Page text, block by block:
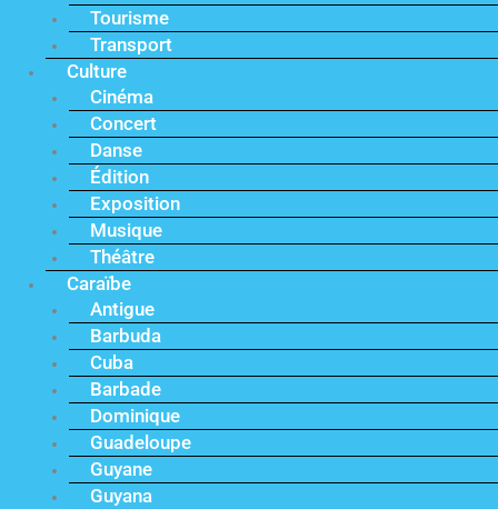
Tourisme
Transport
Culture
Cinéma
Concert
Danse
Édition
Exposition
Musique
Théâtre
Caraïbe
Antigue
Barbuda
Cuba
Barbade
Dominique
Guadeloupe
Guyane
Guyana